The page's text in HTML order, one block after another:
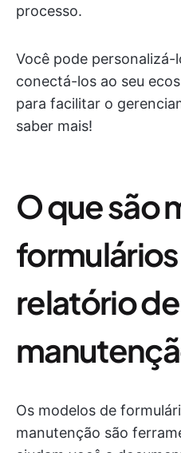
processo.
Você pode personalizá-
conectá-los ao seu
para facilitar o
saber mais!
O que são
relatório de
Os modelos de
manutenção são